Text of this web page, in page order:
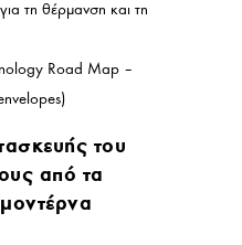
τη θέρμανση και τη
Road Map –
του
από τα